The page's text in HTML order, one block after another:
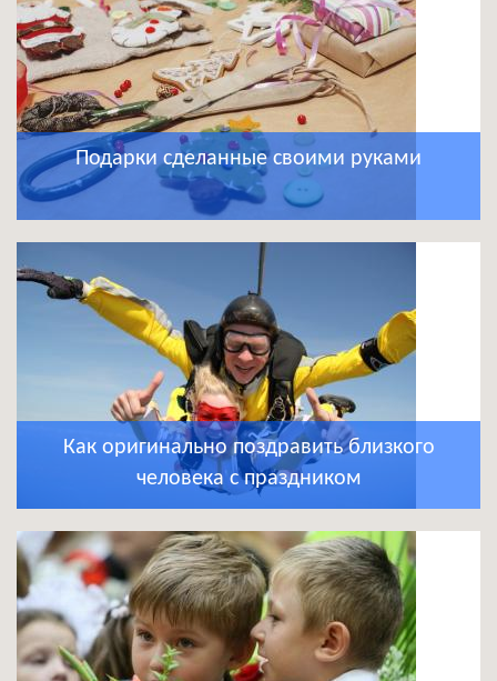
Подарки сделанные своими руками
Как оригинально поздравить близкого
человека с праздником